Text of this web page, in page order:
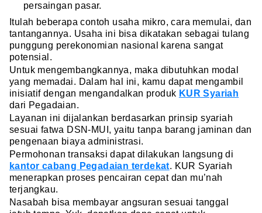
persaingan pasar.
Itulah beberapa contoh usaha mikro, cara memulai, dan
tantangannya. Usaha ini bisa dikatakan sebagai tulang
punggung perekonomian nasional karena sangat
potensial.
Untuk mengembangkannya, maka dibutuhkan modal
yang memadai. Dalam hal ini, kamu dapat mengambil
inisiatif dengan mengandalkan produk KUR Syariah
dari Pegadaian.
Layanan ini dijalankan berdasarkan prinsip syariah
sesuai fatwa DSN-MUI, yaitu tanpa barang jaminan dan
pengenaan biaya administrasi.
Permohonan transaksi dapat dilakukan langsung di
kantor cabang Pegadaian terdekat. KUR Syariah
menerapkan proses pencairan cepat dan mu’nah
terjangkau.
Nasabah bisa membayar angsuran sesuai tanggal